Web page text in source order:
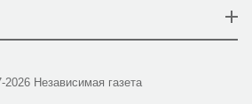
2026 Независимая газета